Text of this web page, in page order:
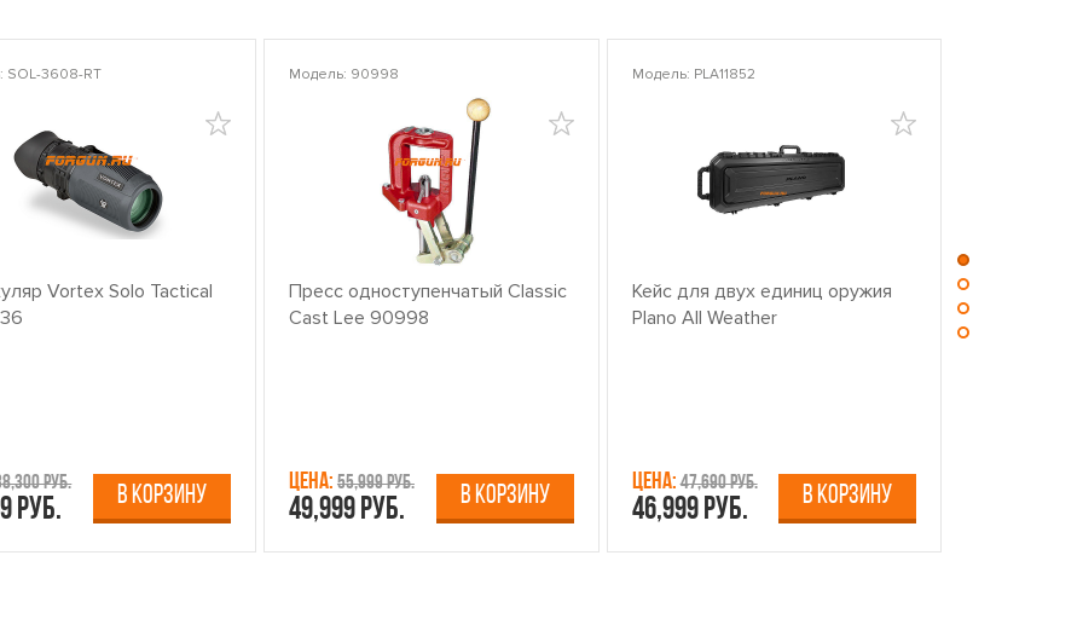
SOL-3608-RT
Vortex Solo Tactical
руб.
руб. В КОРЗИНУ
Модель: 90998
Пресс одноступенчатый Classic
Cast Lee 90998
Цена: 55,999 руб.
49,999 руб. В КОРЗИНУ
Модель: PLA11852
Кейс для двух единиц оружия
Plano All Weather
Цена:47,690 руб.
46,999 руб. В КОРЗИНУ